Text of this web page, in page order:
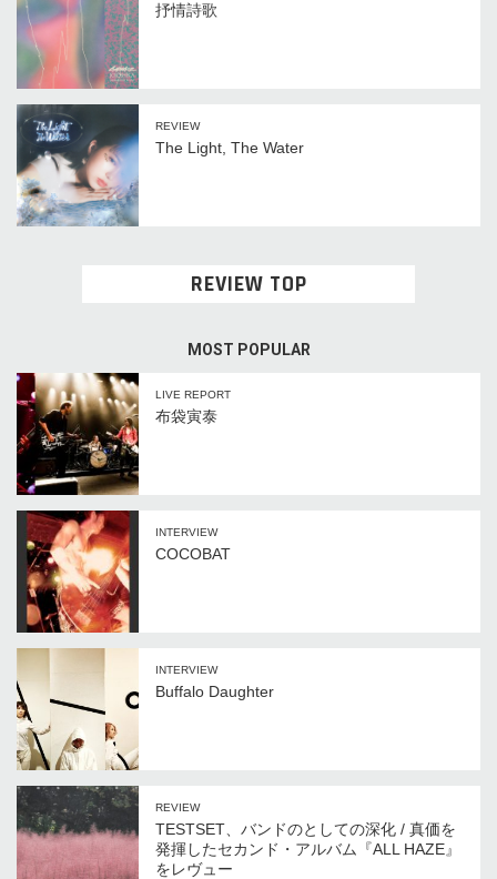
抒情詩歌
REVIEW
The Light, The Water
REVIEW TOP
MOST POPULAR
LIVE REPORT
布袋寅泰
INTERVIEW
COCOBAT
INTERVIEW
Buffalo Daughter
REVIEW
TESTSET、バンドのとしての深化 / 真価を
発揮したセカンド・アルバム『ALL HAZE』
をレヴュー